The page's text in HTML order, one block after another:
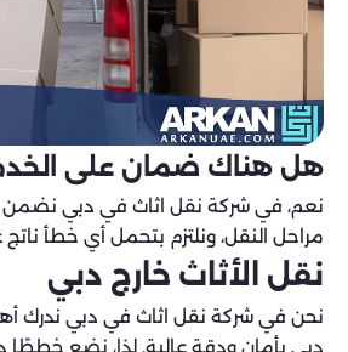
هل هناك ضمان على
نعم، في شركة نقل اثاث في دبي نضمن
مراحل النقل، ونلتزم بتحمل أي خطأ ناتج
نقل الأثاث خارج دبي
نحن في شركة نقل اثاث في دبي ندرك
دبي بأمان ودقة عالية. لذا، نضع